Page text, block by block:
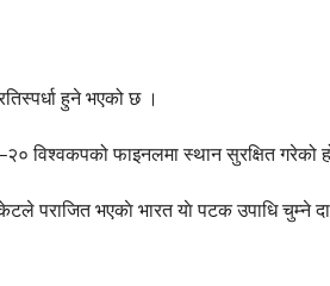
हुने भएको छ ।
विश्वकपको फाइनलमा स्थान सुरक्षित गरेको
पराजित भएकाे भारत याे पटक उपाधि चुम्ने